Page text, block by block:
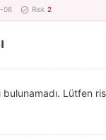
06 Risk 2
bulunamadı. Lütfen